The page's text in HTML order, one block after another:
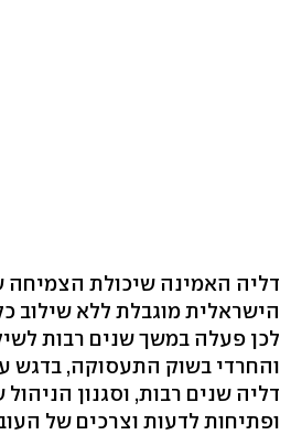
דליה האמינה שיכולת
הישראלית מוגבלת ללא שילוב
לכן פעלה במשך שנים רבות
והחרדי בשוק התעסוקה, בדגש
דליה שנים רבות, וסגנון
ופתיחות לדעות וצרכים של